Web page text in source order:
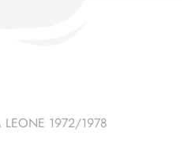
LEONE 1972/1978